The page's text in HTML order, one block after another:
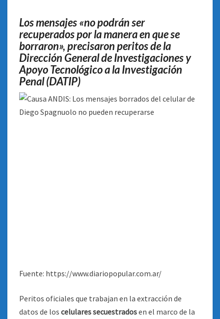
Los mensajes «no podrán ser
recuperados por la manera en que se
borraron», precisaron peritos de la
Dirección General de Investigaciones y
Apoyo Tecnológico a la Investigación
Penal (DATIP)
Fuente: https://www.diariopopular.com.ar/
Peritos oficiales que trabajan en la extracción de
datos de los celulares secuestradosen el marco de la